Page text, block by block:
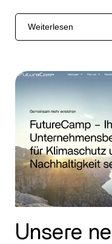
Weiterlesen
Unsere